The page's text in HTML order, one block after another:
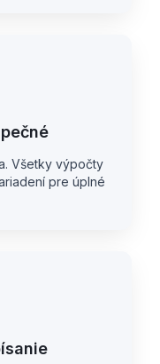
Všetky výpočty
pre úplné